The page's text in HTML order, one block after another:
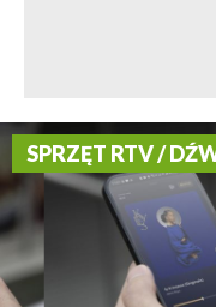
SPRZĘT RTV /